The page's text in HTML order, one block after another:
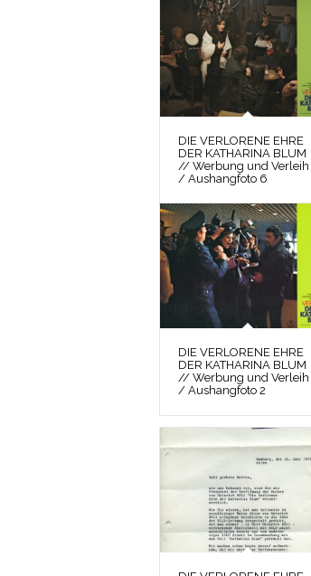
DIE VERLORENE EHRE
DER KATHARINA BLUM
// Werbung und Verleih
/ Aushangfoto 6
DIE VERLORENE EHRE
DER KATHARINA BLUM
// Werbung und Verleih
/ Aushangfoto 2